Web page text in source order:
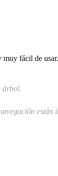
fácil de
árbol.
están